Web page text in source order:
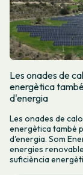
Les onades de
energètica
d'energia
Les onades de
energètica també
d'energia. Som
energies
suficiència